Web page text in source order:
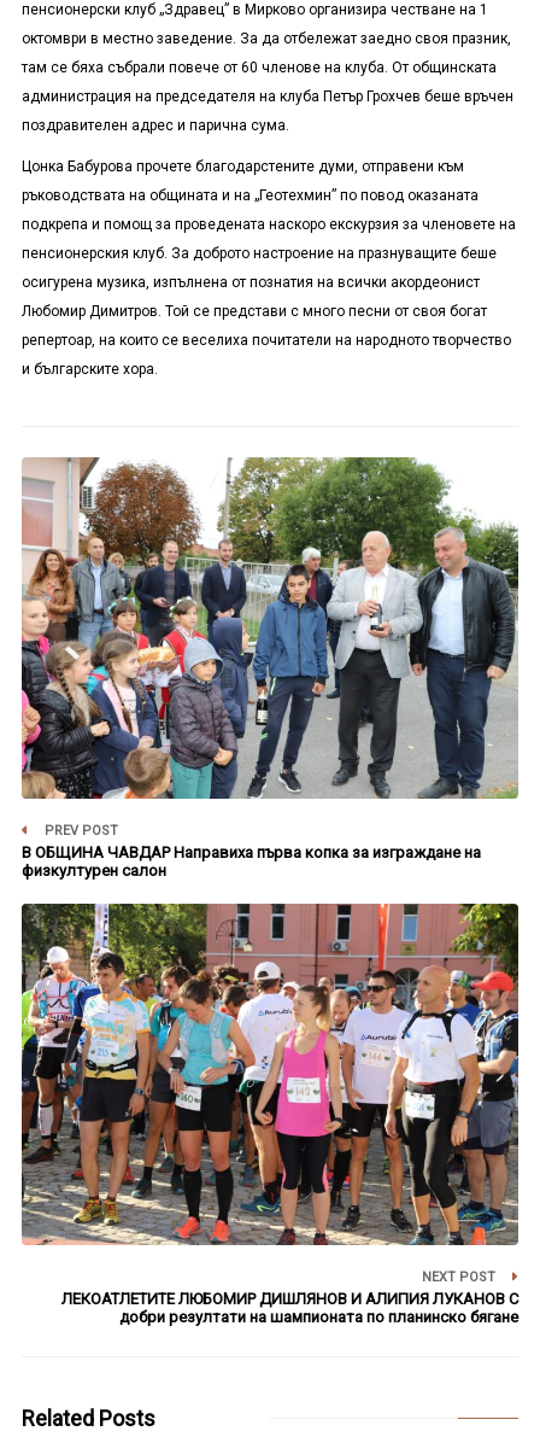
пенсионерски клуб „Здравец” в Мирково организира честване на 1
октомври в местно заведение. За да отбележат заедно своя празник,
там се бяха събрали повече от 60 членове на клуба. От общинската
администрация на председателя на клуба Петър Грохчев беше връчен
поздравителен адрес и парична сума.
Цонка Бабурова прочете благодарстените думи, отправени към
ръководствата на общината и на „Геотехмин” по повод оказаната
подкрепа и помощ за проведената наскоро екскурзия за членовете на
пенсионерския клуб. За доброто настроение на празнуващите беше
осигурена музика, изпълнена от познатия на всички акордеонист
Любомир Димитров. Той се представи с много песни от своя богат
репертоар, на които се веселиха почитатели на народното творчество
и българските хора.
PREV POST
В ОБЩИНА ЧАВДАР Направиха първа копка за изграждане на
физкултурен салон
NEXT POST
ЛЕКОАТЛЕТИТЕ ЛЮБОМИР ДИШЛЯНОВ И АЛИПИЯ ЛУКАНОВ С
добри резултати на шампионата по планинско бягане
Related Posts